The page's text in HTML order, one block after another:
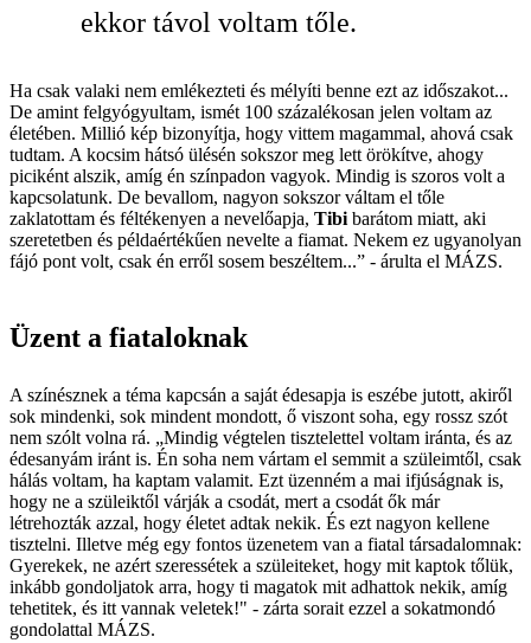
ekkor távol voltam tőle.
Ha csak valaki nem emlékezteti és mélyíti benne ezt az időszakot...
De amint felgyógyultam, ismét 100 százalékosan jelen voltam az
életében. Millió kép bizonyítja, hogy vittem magammal, ahová csak
tudtam. A kocsim hátsó ülésén sokszor meg lett örökítve, ahogy
piciként alszik, amíg én színpadon vagyok. Mindig is szoros volt a
kapcsolatunk. De bevallom, nagyon sokszor váltam el tőle
zaklatottam és féltékenyen a nevelőapja, Tibibarátom miatt, aki
szeretetben és példaértékűen nevelte a fiamat. Nekem ez ugyanolyan
fájó pont volt, csak én erről sosem beszéltem...” - árulta el MÁZS.
Üzent a fiataloknak
A színésznek a téma kapcsán a saját édesapja is eszébe jutott, akiről
sok mindenki, sok mindent mondott, ő viszont soha, egy rossz szót
nem szólt volna rá. „Mindig végtelen tisztelettel voltam iránta, és az
édesanyám iránt is. Én soha nem vártam el semmit a szüleimtől, csak
hálás voltam, ha kaptam valamit. Ezt üzenném a mai ifjúságnak is,
hogy ne a szüleiktől várják a csodát, mert a csodát ők már
létrehozták azzal, hogy életet adtak nekik. És ezt nagyon kellene
tisztelni. Illetve még egy fontos üzenetem van a fiatal társadalomnak:
Gyerekek, ne azért szeressétek a szüleiteket, hogy mit kaptok tőlük,
inkább gondoljatok arra, hogy ti magatok mit adhattok nekik, amíg
tehetitek, és itt vannak veletek!" - zárta sorait ezzel a sokatmondó
gondolattal MÁZS.